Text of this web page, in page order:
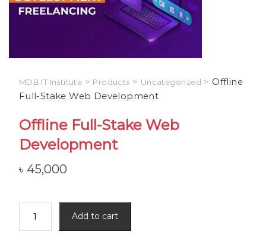
MDB IT Institute > Products > Uncategorized > Offline
Full-Stake Web Development
Offline Full-Stake Web
Development
৳ 45,000
Add to cart